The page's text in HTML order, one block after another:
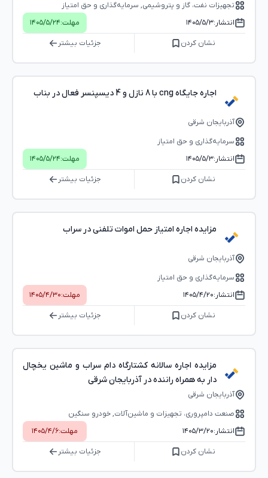
تجهیزات نفت، گاز و پتروشیمی, سرمایه‌گذاری و حق امتیاز
انتشار:۱۴۰۵/۵/۳ مهلت:۱۴۰۵/۵/۲۴
نشان کردن جزئیات بیشتر
اجاره جایگاه cng با 8 نازل و 4 دیسپنسر فعال در بناب
آذربایجان شرقی
سرمایه‌گذاری و حق امتیاز
انتشار:۱۴۰۵/۵/۳ مهلت:۱۴۰۵/۵/۲۴
نشان کردن جزئیات بیشتر
مزایده اجاره امتیاز حمل اموات تلفنی در سراب
آذربایجان شرقی
سرمایه‌گذاری و حق امتیاز
انتشار:۱۴۰۵/۴/۲۰ مهلت:۱۴۰۵/۴/۳۰
نشان کردن جزئیات بیشتر
مزایده اجاره سالانه کشتارگاه دام سراب و ماشین یخچال
دار به همراه راننده در آذربایجان شرقی
آذربایجان شرقی
صنعت دامپروری، تجهیزات و ماشین‌آلات, خودرو سنگین
انتشار:۱۴۰۵/۳/۲۰ مهلت:۱۴۰۵/۴/۶
نشان کردن جزئیات بیشتر